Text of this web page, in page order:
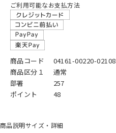
ご利用可能なお支払方法
商品コード
04161-00220-02108
商品区分１
通常
部署
257
ポイント
48
商品説明サイズ・詳細